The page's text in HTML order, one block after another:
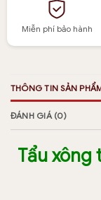
Miễn phí bảo hành
THÔNG TIN SẢN
ĐÁNH GIÁ (0)
Tẩu xông